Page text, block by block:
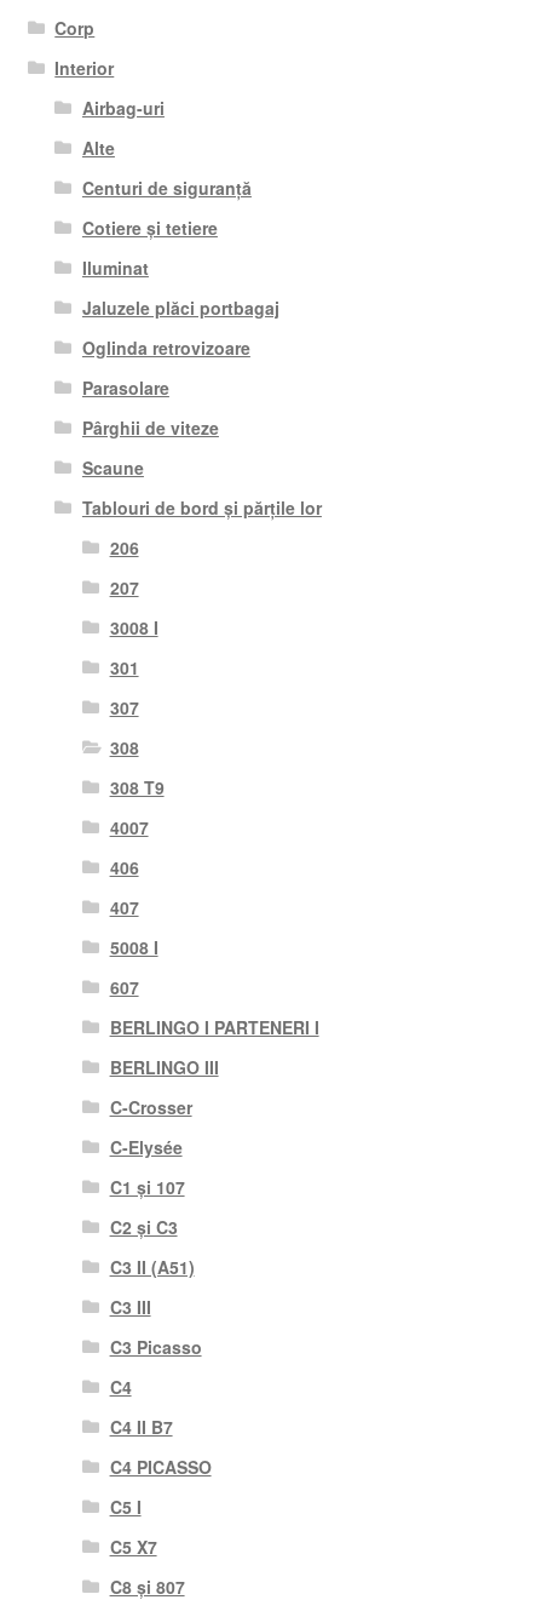
Corp
Interior
Airbag-uri
Alte
Centuri de siguranță
Cotiere și tetiere
Iluminat
Jaluzele plăci portbagaj
Oglinda retrovizoare
Parasolare
Pârghii de viteze
Scaune
Tablouri de bord și părțile lor
206
207
3008 I
301
307
308
308 T9
4007
406
407
5008 I
607
BERLINGO I PARTENERI I
BERLINGO III
C-Crosser
C-Elysée
C1 și 107
C2 și C3
C3 II (A51)
C3 III
C3 Picasso
C4
C4 II B7
C4 PICASSO
C5 I
C5 X7
C8 și 807